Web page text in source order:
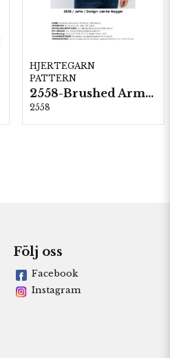
HJERTEGARN
PATTERN
2558-Brushed Armonia
2558
Följ oss
Facebook
Instagram